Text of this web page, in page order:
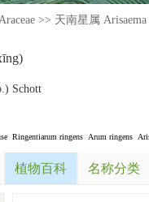
>> 天南星属 Arisaema
Schott
Ringentiarum ringens Arum ringens
植物百科 名称分类